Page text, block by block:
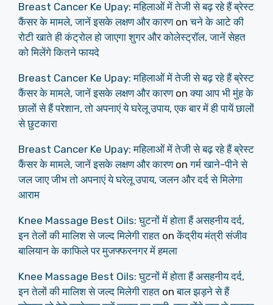
Breast Cancer Ke Upay: महिलाओं में तेजी से बढ़ रहे हैं ब्रेस्ट
कैंसर के मामले, जानें इसके लक्षण और कारणonचने के आटे की
रोटी खाते ही कंट्रोल हो जाएगा शुगर और कोलेस्ट्रॉल, जानें सेहत
को मिलेंगे कितने फायदे
Breast Cancer Ke Upay: महिलाओं में तेजी से बढ़ रहे हैं ब्रेस्ट
कैंसर के मामले, जानें इसके लक्षण और कारणonक्या आप भी मुंह के
छालों से हैं परेशान, तो अपनाएं ये घरेलू उपाय, एक बार में ही पायें छालों
से छुटकारा
Breast Cancer Ke Upay: महिलाओं में तेजी से बढ़ रहे हैं ब्रेस्ट
कैंसर के मामले, जानें इसके लक्षण और कारणonगर्म खाने-पीने से
जल जाए जीभ तो अपनाएं ये घरेलू उपाय, जलन और दर्द से मिलेगा
आराम
Knee Massage Best Oils: घुटनों में होता हैं असहनीय दर्द,
इन तेलों की मालिश से जल्द मिलेगी राहत onकेंद्रीय मंत्री संजीव
बालियान के काफिले पर मुजफ्फरनगर में हमला
Knee Massage Best Oils: घुटनों में होता हैं असहनीय दर्द,
इन तेलों की मालिश से जल्द मिलेगी राहत onबाल झड़ने से हैं